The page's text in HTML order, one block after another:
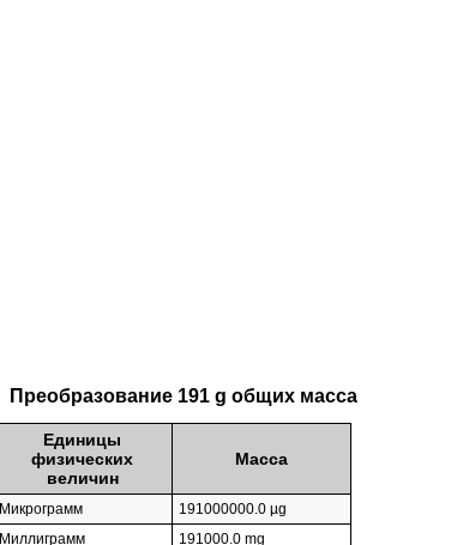
Преобразование 191 g общих масса
Единицы
физических
величин
Масса
Микрограмм
191000000.0 µg
Миллиграмм
191000.0 mg